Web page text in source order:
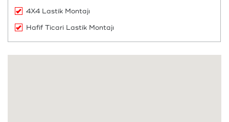
4X4 Lastik Montajı
Hafif Ticari Lastik Montajı